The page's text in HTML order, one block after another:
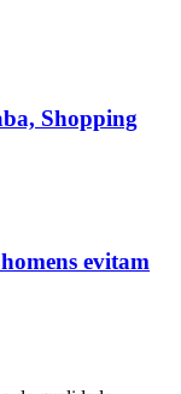
Shopping
evitam